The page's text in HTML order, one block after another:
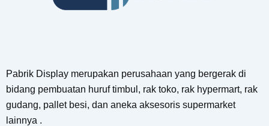
Pabrik Display merupakan perusahaan yang bergerak di
bidang pembuatan huruf timbul, rak toko, rak hypermart, rak
gudang, pallet besi, dan aneka aksesoris supermarket
lainnya .